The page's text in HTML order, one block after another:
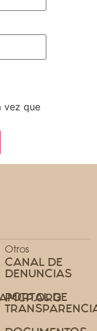
vez que
Otros
CANAL DE
DENUNCIAS
PORTAL DE